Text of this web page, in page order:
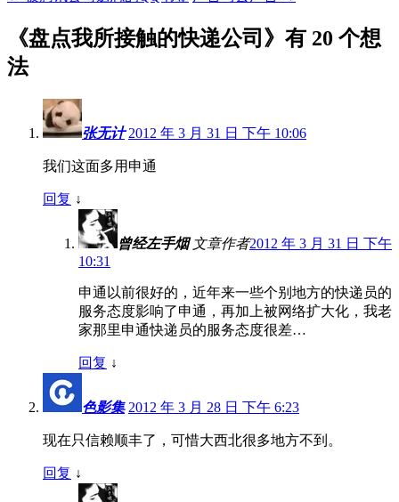
《盘点我所接触的快递公司 》有 20 个想
法
张无计 2012 年 3 月 31 日 下午 10:06
我们这面多用申通
回复 ↓
曾经左手烟 文章作者2012 年 3 月 31 日 下午
10:31
申通以前很好的，近年来一些个别地方的快递员的
服务态度影响了申通，再加上被网络扩大化，我老
家那里申通快递员的服务态度很差…
回复 ↓
色影集 2012 年 3 月 28 日 下午 6:23
现在只信赖顺丰了，可惜大西北很多地方不到。
回复 ↓